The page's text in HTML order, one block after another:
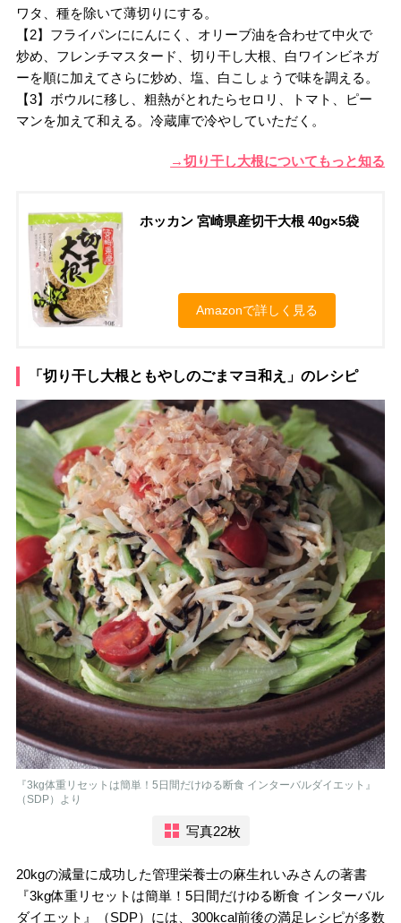
ワタ、種を除いて薄切りにする。
【2】フライパンににんにく、オリーブ油を合わせて中火で
炒め、フレンチマスタード、切り干し大根、白ワインビネガ
ーを順に加えてさらに炒め、塩、白こしょうで味を調える。
【3】ボウルに移し、粗熱がとれたらセロリ、トマト、ピー
マンを加えて和える。冷蔵庫で冷やしていただく。
→切り干し大根についてもっと知る
ホッカン 宮崎県産切干大根 40g×5袋
Amazonで詳しく見る
「切り干し大根ともやしのごまマヨ和え」のレシピ
『3kg体重リセットは簡単！5日間だけゆる断食 インターバルダイエット』
（SDP）より
写真22枚
20kgの減量に成功した管理栄養士の麻生れいみさんの著書
『3kg体重リセットは簡単！5日間だけゆる断食 インターバル
ダイエット』（SDP）には、300kcal前後の満足レシピが多数